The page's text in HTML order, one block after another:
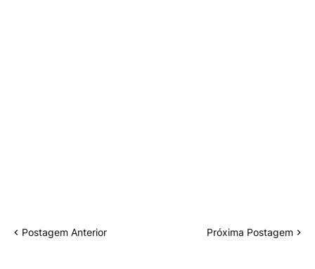
Postagem Anterior Próxima Postagem